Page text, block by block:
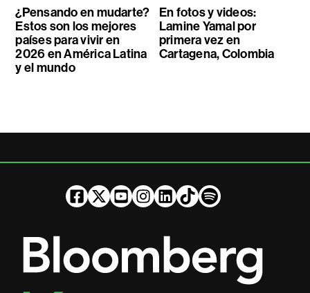
¿Pensando en mudarte?
Estos son los mejores
países para vivir en
2026 en América Latina
y el mundo
En fotos y videos:
Lamine Yamal por
primera vez en
Cartagena, Colombia